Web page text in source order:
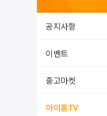
공지사항
이벤트
중고마켓
아이홈TV